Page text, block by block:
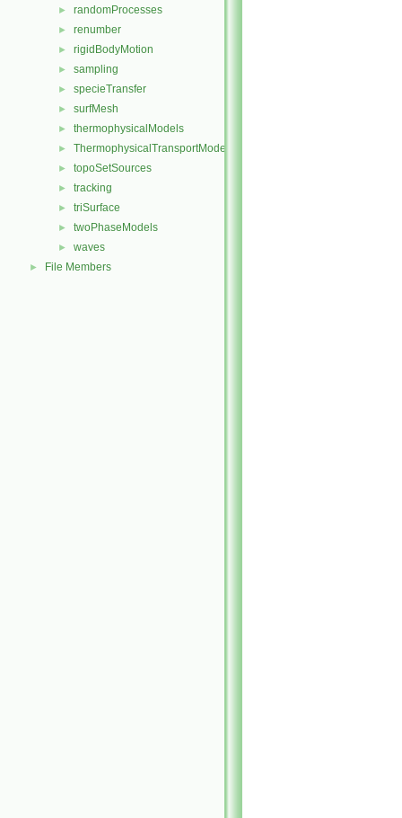
► randomProcesses
► renumber
► rigidBodyMotion
► sampling
► specieTransfer
► surfMesh
► thermophysicalModels
► ThermophysicalTransportModels
► topoSetSources
► tracking
► triSurface
► twoPhaseModels
► waves
► File Members